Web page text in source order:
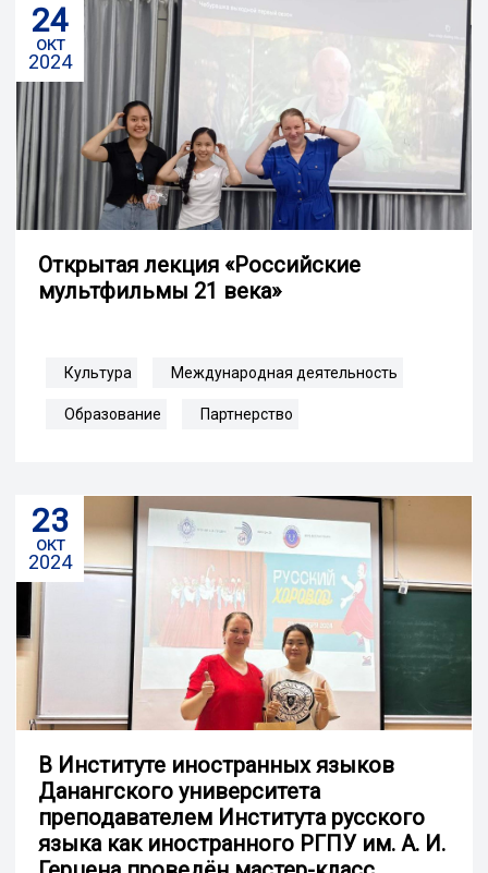
24
окт
2024
Открытая лекция «Российские
мультфильмы 21 века»
Культура Международная деятельность
Образование Партнерство
23
окт
2024
В Институте иностранных языков
Данангского университета
преподавателем Института русского
языка как иностранного РГПУ им. А. И.